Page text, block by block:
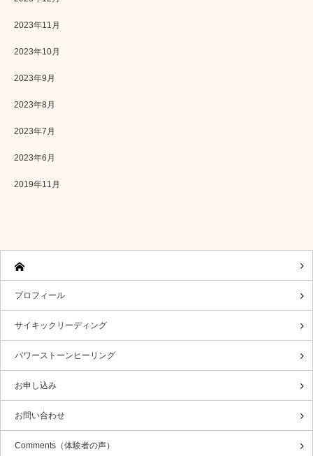
2023年11月
2023年10月
2023年9月
2023年8月
2023年7月
2023年6月
2019年11月
プロフィール
サイキックリーディング
パワーストーンヒーリング
お申し込み
お問い合わせ
Comments（体験者の声）